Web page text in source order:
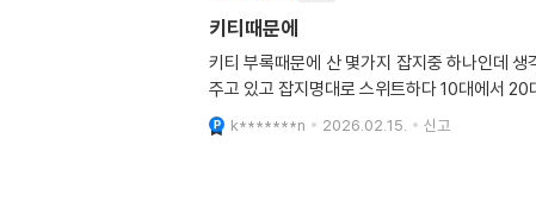
키티때문에
키티 부록때문에 산 몇가지 잡지중 하나인데
주고 있고 잡지명대로 스위트하다 10대에서
k*******n 2026.02.15. 신고